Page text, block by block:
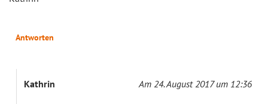
Antworten
Kathrin Am 24. August 2017 um 12:36